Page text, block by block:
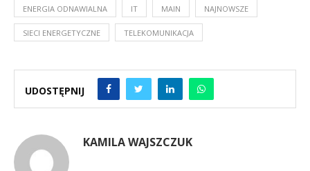
ENERGIA ODNAWIALNA IT MAIN NAJNOWSZE
SIECI ENERGETYCZNE TELEKOMUNIKACJA
UDOSTĘPNIJ
KAMILA WAJSZCZUK